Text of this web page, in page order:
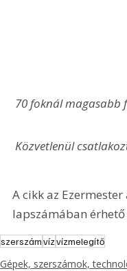
70 foknál magasabb
Közvetlenül
A cikk az
lapszámában érhető
szerszámvízvízmelegítő
Gépek, szerszámok,